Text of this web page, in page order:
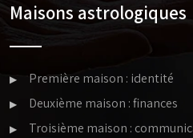
Maisons astrologiques
Première maison : identité
Deuxième maison : finances
Troisième maison :